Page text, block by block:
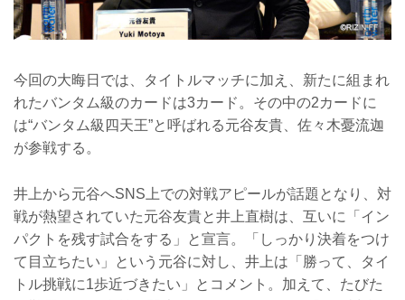
今回の大晦日では、タイトルマッチに加え、新たに組まれ
れたバンタム級のカードは3カード。その中の2カードに
は“バンタム級四天王”と呼ばれる元谷友貴、佐々木憂流迦
が参戦する。
井上から元谷へSNS上での対戦アピールが話題となり、対
戦が熱望されていた元谷友貴と井上直樹は、互いに「イン
パクトを残す試合をする」と宣言。「しっかり決着をつけ
て目立ちたい」という元谷に対し、井上は「勝って、タイ
トル挑戦に1歩近づきたい」とコメント。加えて、たびた